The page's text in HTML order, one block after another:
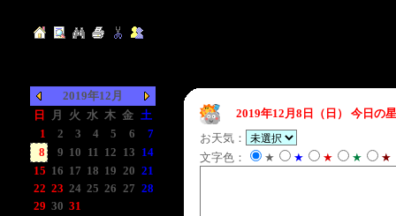
2019年12月
日
月 火 水 木 金 土
1
2 3 4 5 6
7
8
9 10 11 12 13 14
15 16 17 18 19 20 21
22 23 24 25 26 27 28
29 30 31
2019年12月8日（日）
今日の
お天気：
文字色：
★ ★ ★ ★ ★